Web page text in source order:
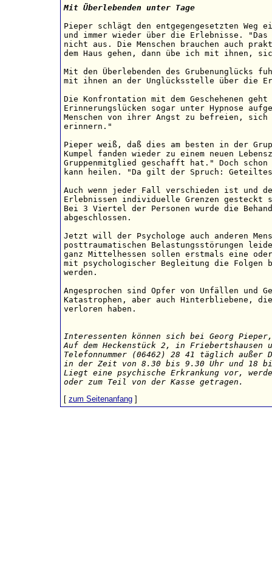
Mit Überlebenden unter Tage
Pieper schlägt den entgegengesetzten
und immer wieder über die Erlebnisse.
nicht aus. Die Menschen brauchen auch
dem Haus gehen, dann übe ich mit ihnen,
Mit den Überlebenden des Grubenunglücks
mit ihnen an der Unglücksstelle über die
Die Konfrontation mit dem Geschehenen
Erinnerungslücken sogar unter Hypnose
Menschen von ihrer Angst zu befreien,
erinnern."
Pieper weiß, daß dies am besten in der
Kumpel fanden wieder zu einem neuen
Gruppenmitglied geschafft hat." Doch
kann heilen. "Da gilt der Spruch:
Auch wenn jeder Fall verschieden ist und
Erlebnissen individuelle Grenzen
Bei 3 Viertel der Personen wurde die
abgeschlossen.
Jetzt will der Psychologe auch anderen
posttraumatischen Belastungsstörungen
ganz Mittelhessen sollen erstmals eine
mit psychologischer Begleitung die Folgen
werden.
Angesprochen sind Opfer von Unfällen und
Katastrophen, aber auch Hinterbliebene,
verloren haben.
Interessenten können sich bei Georg
Auf dem Heckenstück 2, in
Telefonnummer (06462) 28 41 täglich außer
in der Zeit von 8.30 bis 9.30 Uhr und 18
Liegt eine psychische Erkrankung vor,
oder zum Teil von der Kasse getragen.
[ zum Seitenanfang ]